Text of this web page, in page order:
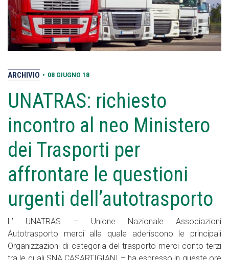
ARCHIVIO • 08 GIUGNO 18
UNATRAS: richiesto
incontro al neo Ministero
dei Trasporti per
affrontare le questioni
urgenti dell’autotrasporto
L’ UNATRAS – Unione Nazionale Associazioni
Autotrasporto merci alla quale aderiscono le principali
Organizzazioni di categoria del trasporto merci conto terzi